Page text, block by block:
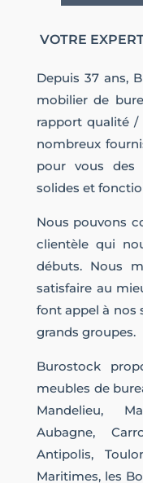
VOTRE
Depuis 37 ans,
mobilier de
rapport qualité /
nombreux
pour vous des
solides et
Nous pouvons
clientèle qui
débuts. Nous
satisfaire au
font appel à nos
grands groupes.
Burostock
meubles de
Mandelieu,
Aubagne,
Antipolis,
Maritimes, les